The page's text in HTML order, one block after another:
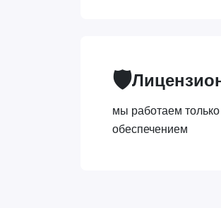
🛡️
мы работаем
обеспечением